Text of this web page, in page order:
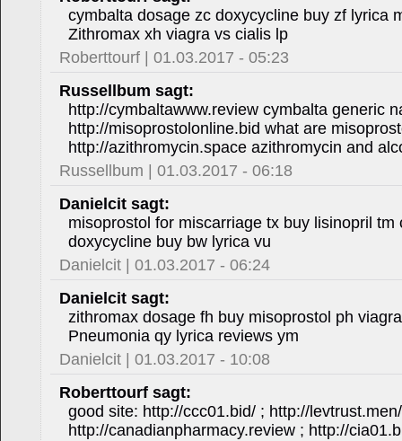
cymbalta dosage zc doxycycline buy zf lyrica
Zithromax xh viagra vs cialis lp
Roberttourf | 01.03.2017 - 05:23
Russellbum sagt:
http://cymbaltawww.review cymbalta generic
http://misoprostolonline.bid what are
http://azithromycin.space azithromycin and
Russellbum | 01.03.2017 - 06:18
Danielcit sagt:
misoprostol for miscarriage tx buy lisinopril tm
doxycycline buy bw lyrica vu
Danielcit | 01.03.2017 - 06:24
Danielcit sagt:
zithromax dosage fh buy misoprostol ph
Pneumonia qy lyrica reviews ym
Danielcit | 01.03.2017 - 10:08
Roberttourf sagt:
good site: http://ccc01.bid/ ; http://
http://canadianpharmacy.review ; http://